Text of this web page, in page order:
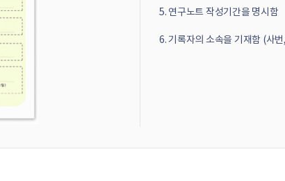
연구노트 작성기간을 명시함
기록자의 소속을 기재함 (사